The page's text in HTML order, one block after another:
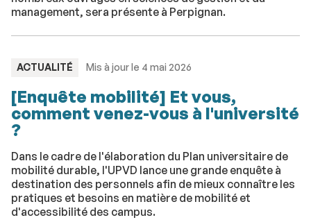
management, sera présente à Perpignan.
TYPE
ACTUALITÉ Mis à jour le 4 mai 2026
[Enquête mobilité] Et vous,
comment venez-vous à l'université
?
Dans le cadre de l'élaboration du Plan universitaire de
mobilité durable, l'UPVD lance une grande enquête à
destination des personnels afin de mieux connaître les
pratiques et besoins en matière de mobilité et
d'accessibilité des campus.